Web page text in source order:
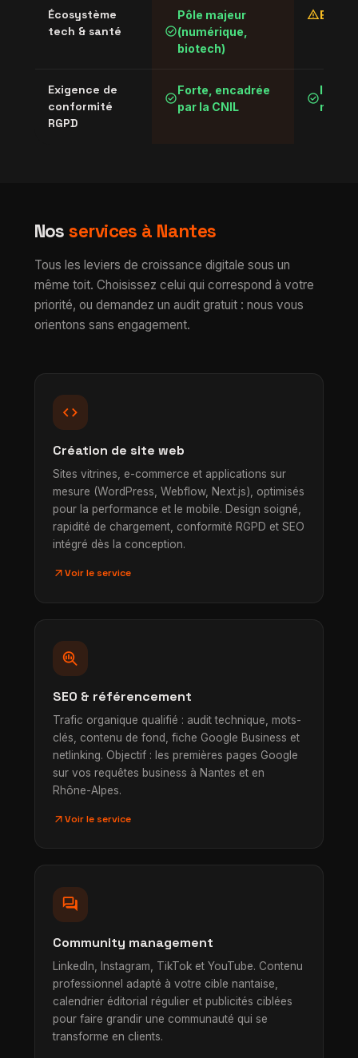
Écosystème
tech & santé
check_circle
Pôle majeur
(numérique,
biotech)
warningEn
Exigence de
conformité
RGPD
check_circle
Forte, encadrée
par la CNIL
check_circle
Nosservices à Nantes
Tous les leviers de croissance digitale sous un
même toit. Choisissez celui qui correspond à votre
priorité, ou demandez un audit gratuit : nous vous
orientons sans engagement.
code
Création de site web
Sites vitrines, e-commerce et applications sur
mesure (WordPress, Webflow, Next.js), optimisés
pour la performance et le mobile. Design soigné,
rapidité de chargement, conformité RGPD et SEO
intégré dès la conception.
arrow_outwardVoir le service
search_insights
SEO & référencement
Trafic organique qualifié : audit technique, mots-
clés, contenu de fond, fiche Google Business et
netlinking. Objectif : les premières pages Google
sur vos requêtes business à Nantes et en
Rhône-Alpes.
arrow_outwardVoir le service
forum
Community management
LinkedIn, Instagram, TikTok et YouTube. Contenu
professionnel adapté à votre cible nantaise,
calendrier éditorial régulier et publicités ciblées
pour faire grandir une communauté qui se
transforme en clients.